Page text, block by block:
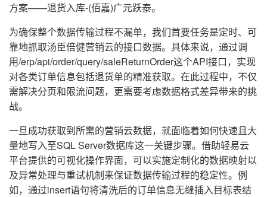
方案——退货入库-(佰嘉)广元跃泰。
为确保整个数据传输过程不漏单，我们首要任务是定时、可
靠地抓取汤臣倍健营销云的接口数据。具体来说，通过调
用/erp/api/order/query/saleReturnOrder这个API接口，实现
对各类订单信息包括退货单的精准获取。在此过程中，不仅
需解决分页和限流问题，更需要考虑数据格式差异带来的挑
战。
一旦成功获取到所需的营销云数据，就面临着如何快速且大
量地写入至SQL Server数据库这一关键步骤。借助轻易云
平台提供的可视化操作界面，可以实施定制化的数据映射以
及异常处理与重试机制来保证数据传输过程的稳定性。例
如，通过insert语句将清洗后的订单信息无缝插入目标表结